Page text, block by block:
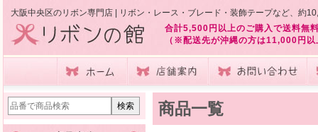
大阪中央区のリボン専門店 | リボン・レース・ブレード・装飾テープなど、約
合計5,500円以上のご購入で送料無
（※配送先が沖縄の方は11,000円
商品一覧